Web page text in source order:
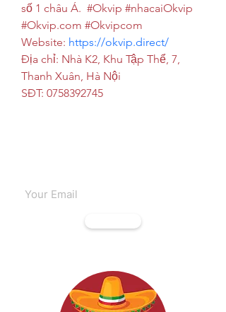
số 1 châu Á.  #Okvip #nhacaiOkvip
#Okvip.com #Okvipcom
Website: https://okvip.direct/
Địa chỉ: Nhà K2, Khu Tập Thể, 7,
Thanh Xuân, Hà Nội
SĐT: 0758392745